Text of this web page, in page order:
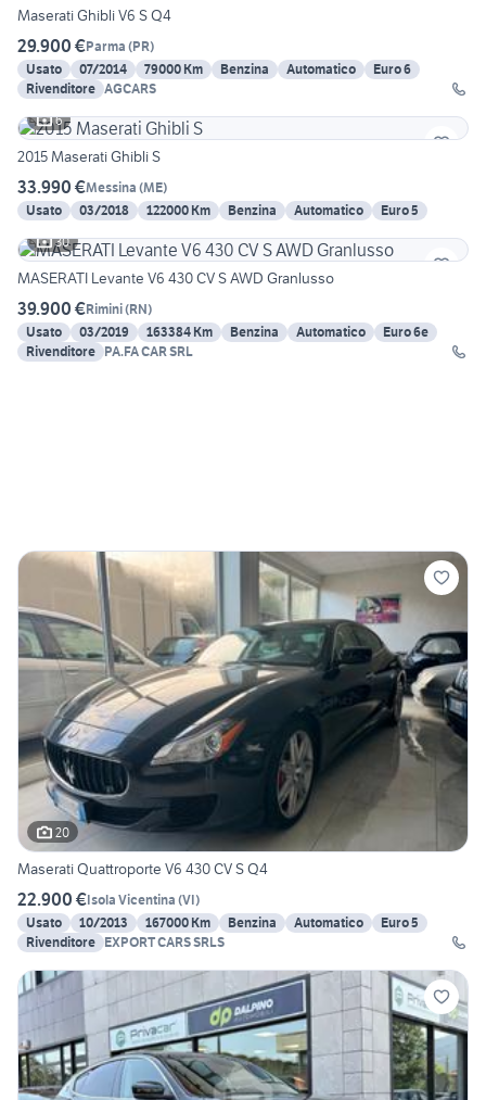
Maserati Ghibli V6 S Q4
29.900 €Parma (PR)
Usato
07/2014 79000 Km Benzina Automatico
Euro 6
Rivenditore AGCARS
6
2015 Maserati Ghibli S
33.990 €Messina (ME)
Usato
03/2018 122000 Km Benzina Automatico
Euro 5
30
MASERATI Levante V6 430 CV S AWD Granlusso
39.900 €Rimini(RN)
Usato
03/2019 163384 Km Benzina Automatico
Euro 6e
Rivenditore PA.FA CAR SRL
20
Maserati Quattroporte V6 430 CV S Q4
22.900 €Isola Vicentina (VI)
Usato
10/2013 167000 Km Benzina Automatico
Euro 5
Rivenditore EXPORT CARS SRLS